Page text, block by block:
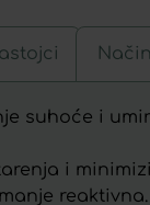
suhoće i
i
reaktivna.